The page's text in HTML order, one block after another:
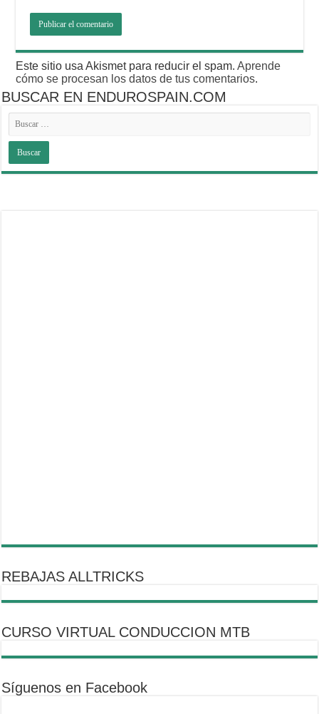
Este sitio usa Akismet para reducir el spam.Aprende
cómo se procesan los datos de tus comentarios.
BUSCAR EN ENDUROSPAIN.COM
REBAJAS ALLTRICKS
CURSO VIRTUAL CONDUCCION MTB
Síguenos en Facebook